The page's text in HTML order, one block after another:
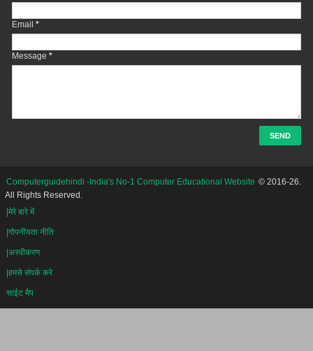
Email *
Message *
Computerguidehindi -India's No-1 Computer Educational Website © 2016-26.
All Rights Reserved.
|मेरे बारे में
|गोपनीयता नीति
|अस्वीकरण
|हमसे संपर्क करे
साईट मैप